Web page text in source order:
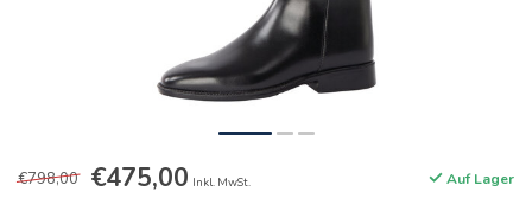
€798,00 €475,00 Inkl. MwSt. Auf Lager